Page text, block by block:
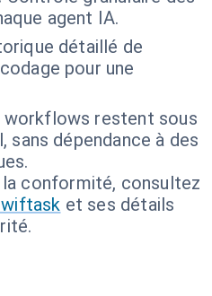
agent IA.
détaillé de
pour une
workflows restent sous
dépendance à des
conformité, consultez
et ses détails